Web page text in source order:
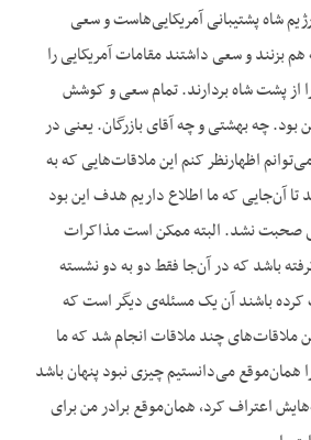
شاه پشتیبانی آمریکایی‌هاست و سعی
هم بزنند و سعی داشتند مقامات آمریکایی را
از پشت شاه بردارند. تمام سعی و کوشش
بود. چه بهشتی و چه آقای بازرگان. یعنی در
اظهارنظر کنم این ملاقات‌هایی که به
آن‌جایی که ما اطلاع داریم هدف این بود
صحبت نشد. البته ممکن است مذاکرات
باشد که در آن‌جا فقط دو به دو نشسته
باشند آن یک مسئله‌ی دیگر است که
ملاقات‌های چند ملاقات انجام شد که ما
همان‌موقع می‌دانستیم چیزی نبود پنهان باشد
اعتراف کرد، همان‌موقع برادر من برای